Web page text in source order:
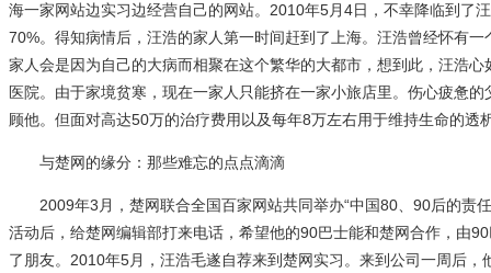
海一家网站边实习边经营自己的网站。2010年5月4日，不幸降临到了
70%。得知病情后，汪浩的家人第一时间赶到了上海。汪浩曾经怀有
家人会是因为自己的大病而相聚在这个繁华的大都市，想到此，汪浩
医院。由于家境贫寒，现在一家人只能挤在一家小旅店里。伤心疲惫
顾他。但面对高达50万的治疗费用以及每年8万左右用于维持生命的
与楚网的缘分：那些难忘的点点滴滴
2009年3月，楚网联合全国百家网站共同举办“中国80、90后的责
活动后，给楚网编辑部打来电话，希望他的90巴士能和楚网合作，由
了朋友。2010年5月，汪浩毛遂自荐来到楚网实习。来到公司一周后